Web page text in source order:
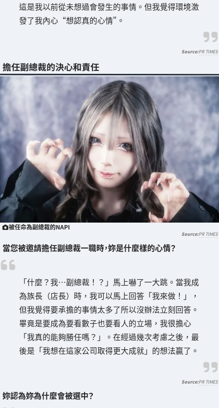
這是我以前從未想過會發生的事情。但我覺得環境激
發了我內心“想認真的心情"。
PR TIMES
擔任副總裁的決心和責任
被任命為副總裁的NAPI
PR TIMES
當您被邀請擔任副總裁一職時，妳是什麼樣的心情？
「什麼？我…副總裁！？」馬上嚇了一大跳。當我成
為族長（店長）時，我可以馬上回答「我來做！」，
但我覺得要承擔的事情太多了所以沒辦法立刻回答。
畢竟是要成為要看數子也要看人的立場，我很擔心
「我真的能夠勝任嗎？」。在經過幾次考慮之後，最
後是「我想在這家公司取得更大成就」的想法贏了。
PR TIMES
妳認為妳為什麼會被選中？